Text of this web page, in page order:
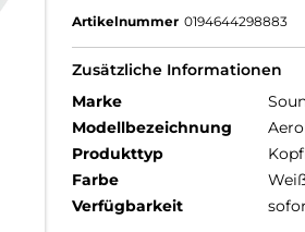
Artikelnummer 0194644298883
Zusätzliche Informationen
Marke
Modellbezeichnung
Produkttyp
Farbe
Verfügbarkeit